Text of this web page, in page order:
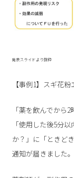
発表スライドより抜粋
【事例1】スギ花
「薬を飲んでから
「使用した後5分
か？」に「ときど
通知が届きました。